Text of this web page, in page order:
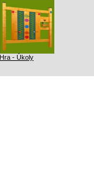
Hra - Úkoly